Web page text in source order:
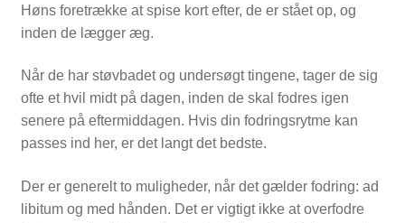
Høns foretrække at spise kort efter, de er stået op, og
inden de lægger æg.
Når de har støvbadet og undersøgt tingene, tager de sig
ofte et hvil midt på dagen, inden de skal fodres igen
senere på eftermiddagen. Hvis din fodringsrytme kan
passes ind her, er det langt det bedste.
Der er generelt to muligheder, når det gælder fodring: ad
libitum og med hånden. Det er vigtigt ikke at overfodre